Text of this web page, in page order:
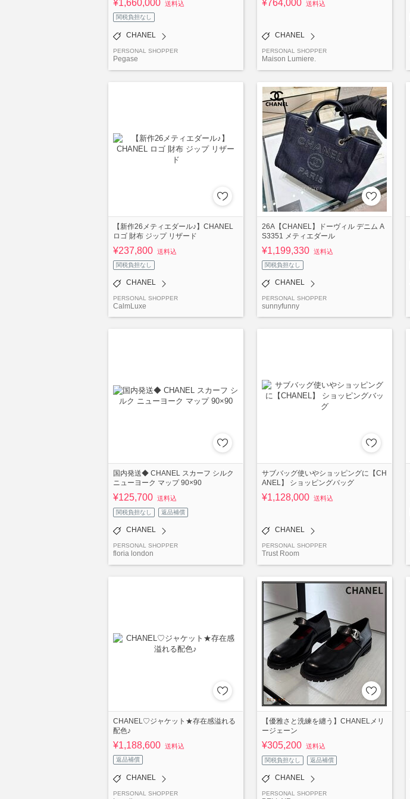
¥1,660,000 送料込
関税負担なし
CHANEL
PERSONAL SHOPPER
Pegase
¥764,000 送料込
CHANEL
PERSONAL SHOPPER
Maison Lumiere.
【新作26メティエダール♪】CHANEL
ロゴ 財布 ジップ リザード
¥237,800 送料込
関税負担なし
CHANEL
PERSONAL SHOPPER
CalmLuxe
26A【CHANEL】ドーヴィル デニム A
S3351 メティエダール
¥1,199,330 送料込
関税負担なし
CHANEL
PERSONAL SHOPPER
sunnyfunny
国内発送◆ CHANEL スカーフ シルク
ニューヨーク マップ 90×90
¥125,700 送料込
関税負担なし 返品補償
CHANEL
PERSONAL SHOPPER
floria london
サブバッグ使いやショッピングに【CH
ANEL】 ショッピングバッグ
¥1,128,000 送料込
CHANEL
PERSONAL SHOPPER
Trust Room
CHANEL♡ジャケット★存在感溢れる
配色♪
¥1,188,600 送料込
返品補償
CHANEL
PERSONAL SHOPPER
【優雅さと洗練を纏う】CHANELメリ
ージェーン
¥305,200 送料込
関税負担なし 返品補償
CHANEL
PERSONAL SHOPPER